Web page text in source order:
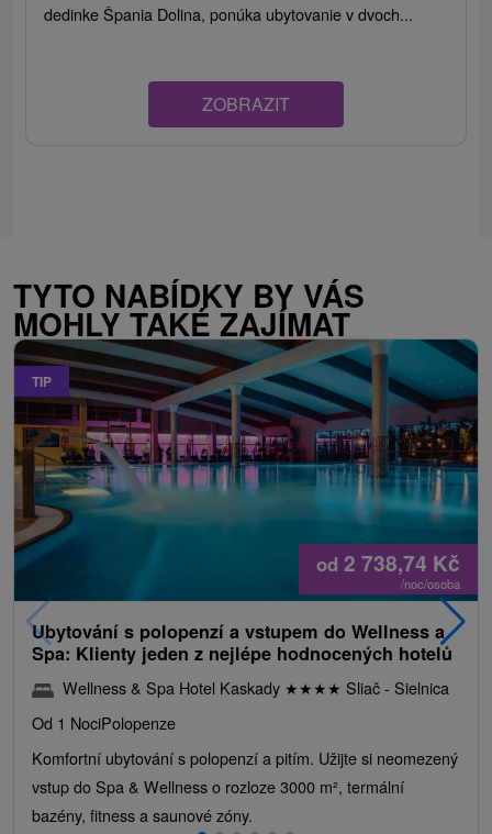
dedinke Špania Dolina, ponúka ubytovanie v dvoch...
ZOBRAZIT
TYTO NABÍDKY BY VÁS
MOHLY TAKÉ ZAJÍMAT
TIP
od 2 738,74 Kč
/noc/osoba
Ubytování s polopenzí a vstupem do Wellness a
Spa: Klienty jeden z nejlépe hodnocených hotelů
Wellness & Spa Hotel Kaskady ★★★★ Sliač - Sielnica
Od 1 NociPolopenze
Komfortní ubytování s polopenzí a pitím. Užijte si neomezený
vstup do Spa & Wellness o rozloze 3000 m², termální
bazény, fitness a saunové zóny.